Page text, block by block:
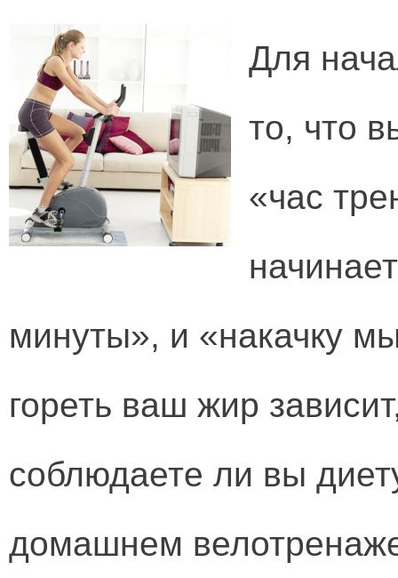
Для
то, что
«час
минуты», и «накачку
гореть ваш жир
соблюдаете ли вы
домашнем